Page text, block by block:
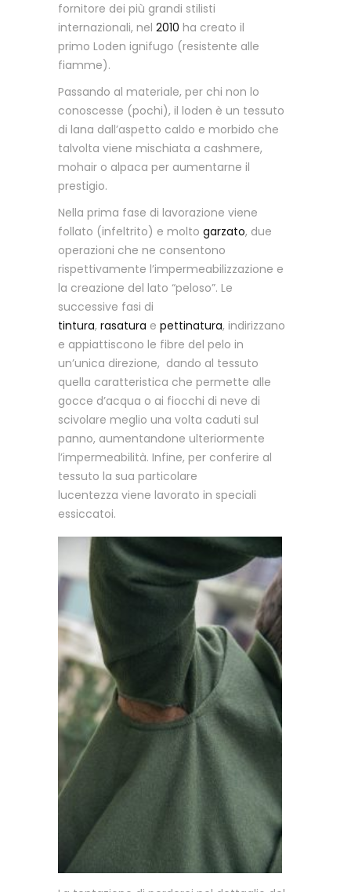
fornitore dei più grandi stilisti
internazionali, nel 2010 ha creato il
primo Loden ignifugo (resistente alle
fiamme).
Passando al materiale, per chi non lo
conoscesse (pochi), il loden è un tessuto
di lana dall’aspetto caldo e morbido che
talvolta viene mischiata a cashmere,
mohair o alpaca per aumentarne il
prestigio.
Nella prima fase di lavorazione viene
follato (infeltrito) e molto garzato, due
operazioni che ne consentono
rispettivamente l’impermeabilizzazione e
la creazione del lato “peloso”. Le
successive fasi di
tintura, rasatura e pettinatura, indirizzano
e appiattiscono le fibre del pelo in
un’unica direzione, dando al tessuto
quella caratteristica che permette alle
gocce d’acqua o ai fiocchi di neve di
scivolare meglio una volta caduti sul
panno, aumentandone ulteriormente
l’impermeabilità. Infine, per conferire al
tessuto la sua particolare
lucentezza viene lavorato in speciali
essiccatoi.